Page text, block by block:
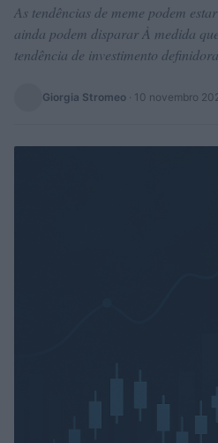
As tendências de meme podem
ainda podem disparar À medida
tendência de investimento
Giorgia Stromeo · 10 novembro